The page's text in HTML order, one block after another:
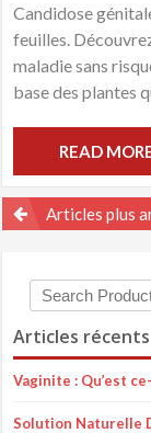
Candidose
feuilles.
maladie sans
base des plantes
READ
articles
Articles plus
Articles récents
Vaginite : Qu’est
Solution Naturelle